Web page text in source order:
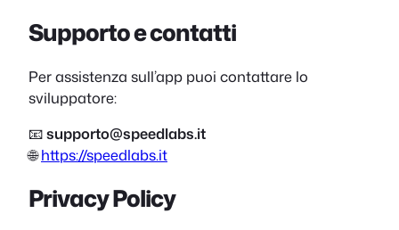
Supporto e contatti
Per assistenza sull’app puoi contattare lo
sviluppatore:
📧supporto@speedlabs.it
🌐https://speedlabs.it
Privacy Policy